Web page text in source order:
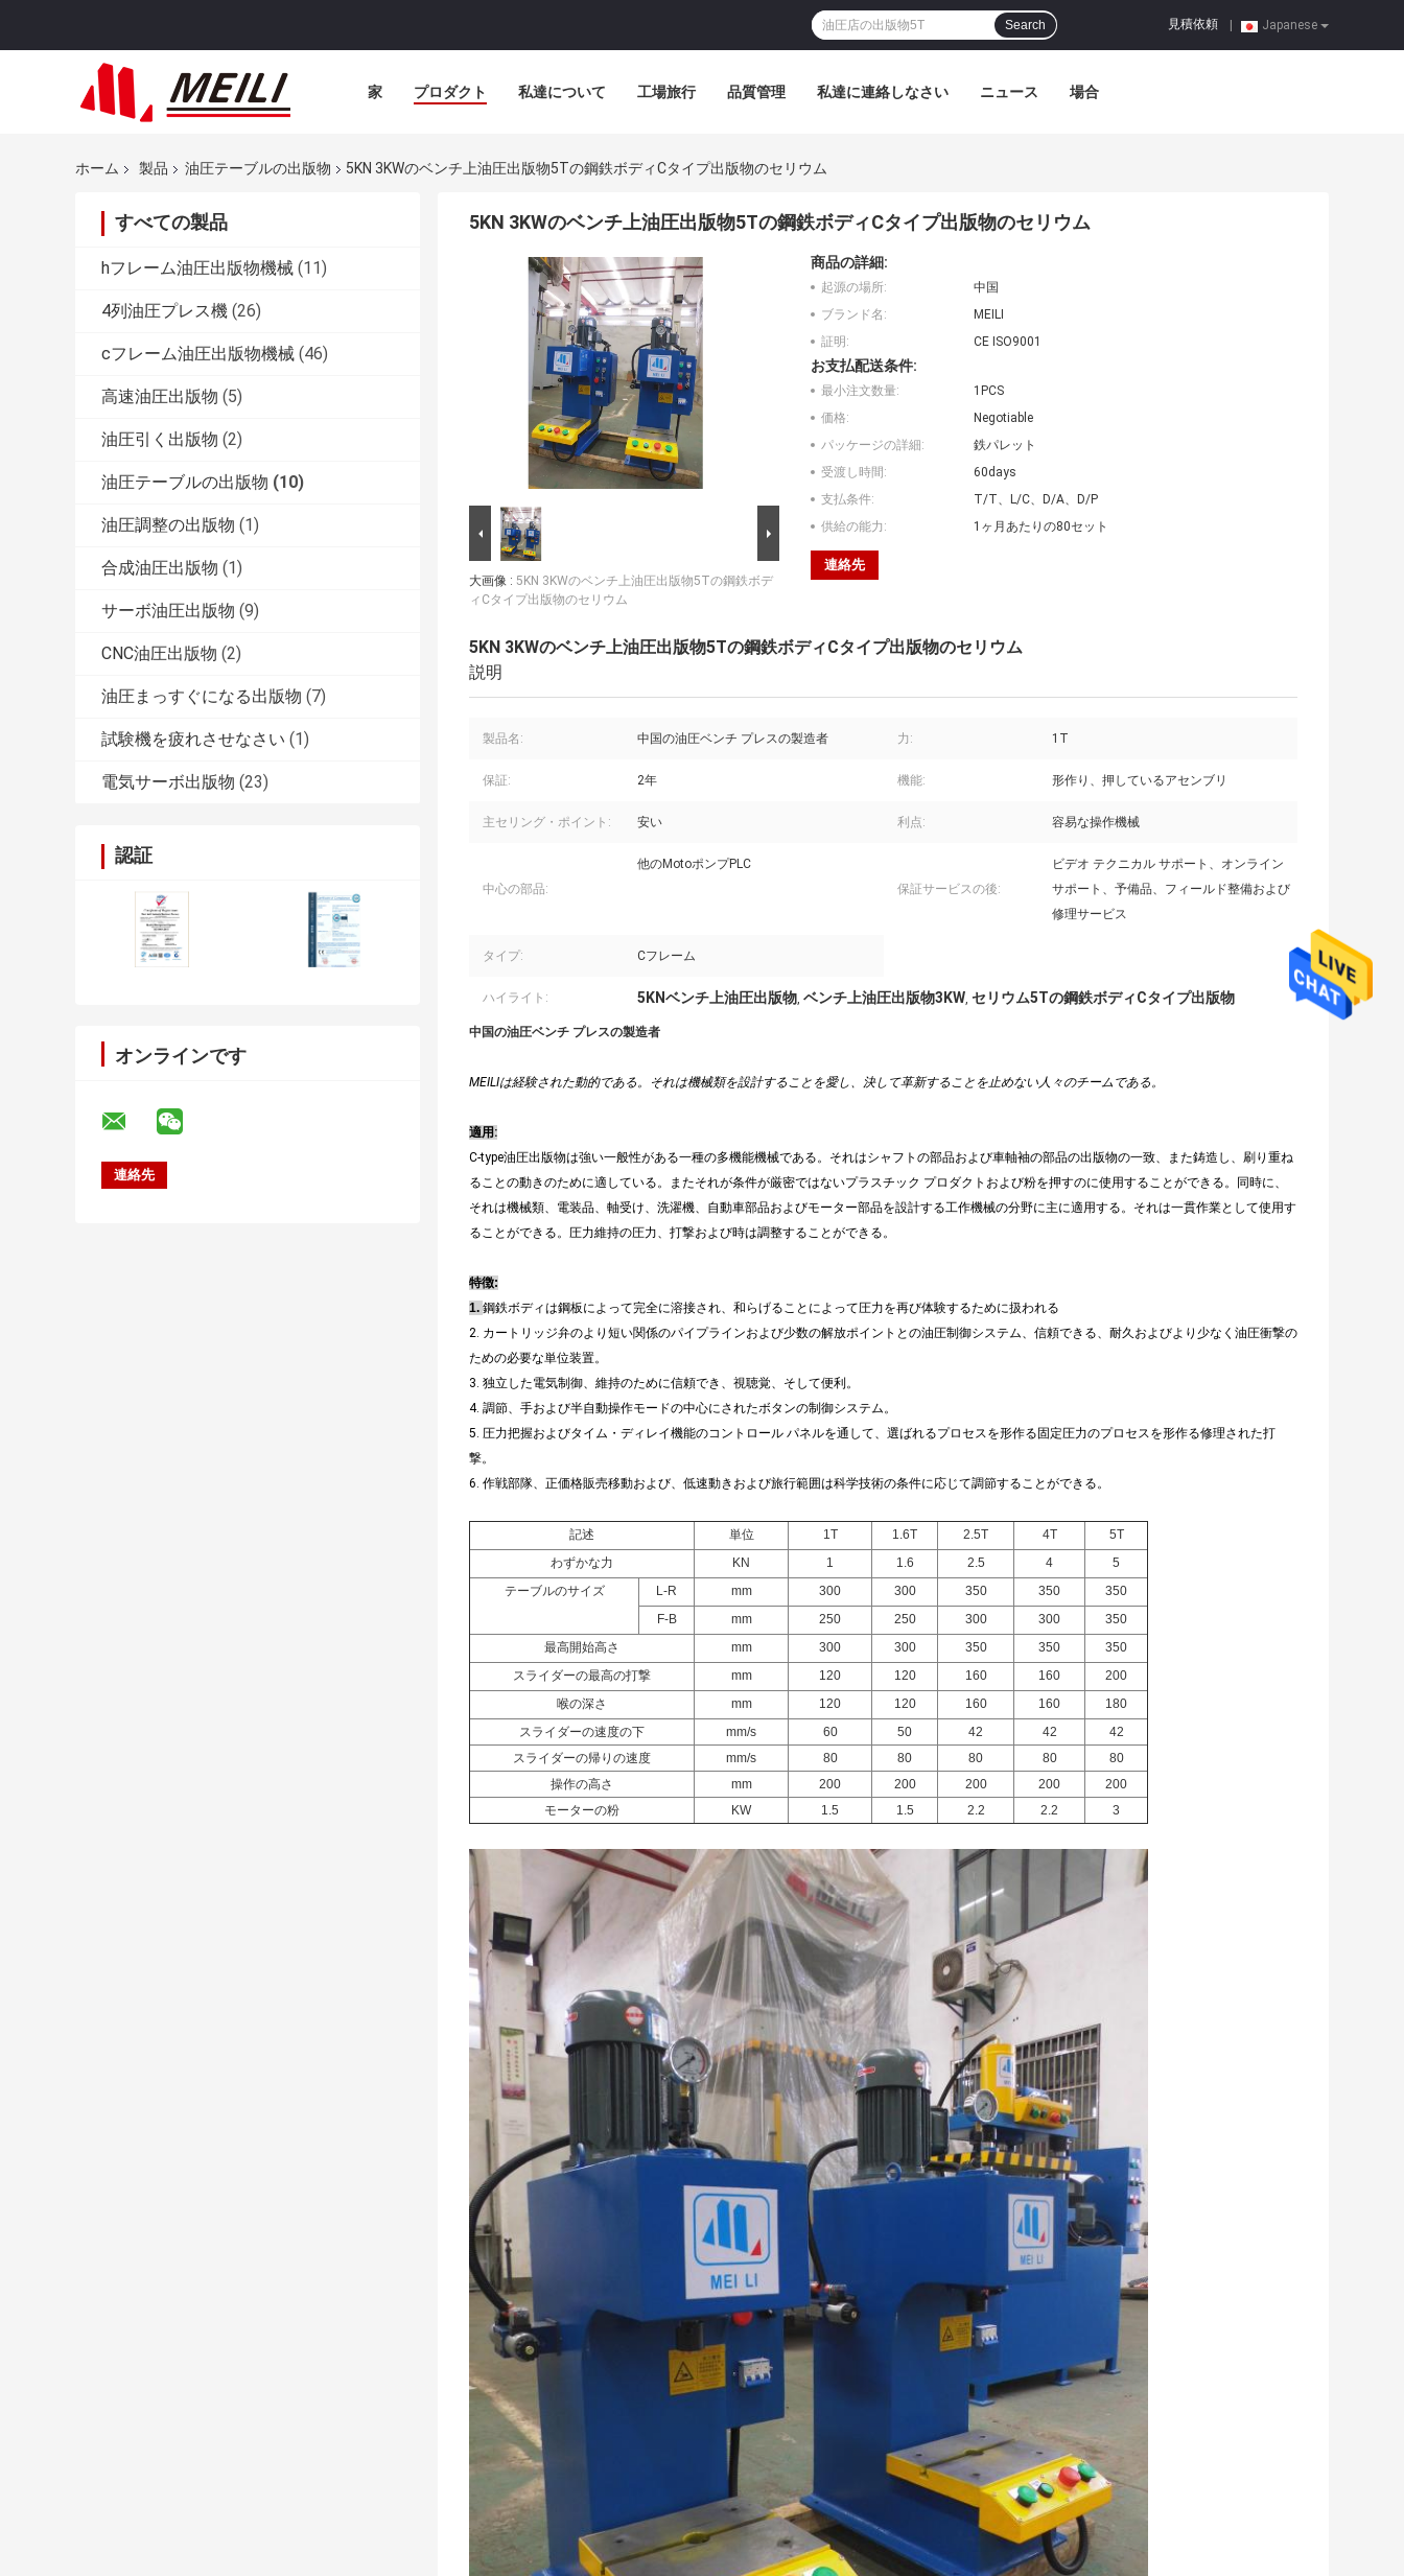
Japanese
見積依頼
Search
家 プロダクト 私達について 工場旅行 品質管理 私達に連絡しなさい ニュース 場合
ホーム 製品 油圧テーブルの出版物 5KN 3KWのベンチ上油圧出版物5Tの鋼鉄ボディCタイプ出版物のセリウム
すべての製品
hフレーム油圧出版物機械 (11)
4列油圧プレス機 (26)
cフレーム油圧出版物機械 (46)
高速油圧出版物 (5)
油圧引く出版物 (2)
油圧テーブルの出版物 (10)
油圧調整の出版物 (1)
合成油圧出版物 (1)
サーボ油圧出版物 (9)
CNC油圧出版物 (2)
油圧まっすぐになる出版物 (7)
試験機を疲れさせなさい (1)
電気サーボ出版物 (23)
認証
オンラインです
5KN 3KWのベンチ上油圧出版物5Tの鋼鉄ボディCタイプ出版物のセリウム
大画像 : 5KN 3KWのベンチ上油圧出版物5Tの鋼鉄ボデ
ィCタイプ出版物のセリウム
商品の詳細:
起源の場所:
中国
ブランド名:
MEILI
証明:
CE ISO9001
お支払配送条件:
最小注文数量:
1PCS
価格:
Negotiable
パッケージの詳細:
鉄パレット
受渡し時間:
60days
支払条件:
T/T、L/C、D/A、D/P
供給の能力:
1ヶ月あたりの80セット
連絡先
5KN 3KWのベンチ上油圧出版物5Tの鋼鉄ボディCタイプ出版物のセリウム
説明
製品名: 中国の油圧ベンチ プレスの製造者 力: 1T
保証: 2年 機能: 形作り、押しているアセンブリ
主セリング・ポイント: 安い 利点: 容易な操作機械
中心の部品:
他のMotoポンプPLC
保証サービスの後:
ビデオ テクニカル サポート、オンライン
サポート、予備品、フィールド整備および
修理サービス
タイプ: Cフレーム
ハイライト: 5KNベンチ上油圧出版物, ベンチ上油圧出版物3KW, セリウム5Tの鋼鉄ボディCタイプ出版物
中国の油圧ベンチ プレスの製造者
MEILIは経験された動的である。それは機械類を設計することを愛し、決して革新することを止めない人々のチームである。
適用:
C-type油圧出版物は強い一般性がある一種の多機能機械である。それはシャフトの部品および車軸袖の部品の出版物の一致、また鋳造し、刷り重ね
ることの動きのために適している。またそれが条件が厳密ではないプラスチック プロダクトおよび粉を押すのに使用することができる。同時に、
それは機械類、電装品、軸受け、洗濯機、自動車部品およびモーター部品を設計する工作機械の分野に主に適用する。それは一貫作業として使用す
ることができる。圧力維持の圧力、打撃および時は調整することができる。
特徴:
1. 鋼鉄ボディは鋼板によって完全に溶接され、和らげることによって圧力を再び体験するために扱われる
2. カートリッジ弁のより短い関係のパイプラインおよび少数の解放ポイントとの油圧制御システム、信頼できる、耐久およびより少なく油圧衝撃の
ための必要な単位装置。
3. 独立した電気制御、維持のために信頼でき、視聴覚、そして便利。
4. 調節、手および半自動操作モードの中心にされたボタンの制御システム。
5. 圧力把握およびタイム・ディレイ機能のコントロール パネルを通して、選ばれるプロセスを形作る固定圧力のプロセスを形作る修理された打
撃。
6. 作戦部隊、正価格販売移動および、低速動きおよび旅行範囲は科学技術の条件に応じて調節することができる。
記述 単位 1T 1.6T 2.5T 4T
5T
わずかな力
KN 1 1.6 2.5 4
5
テーブルのサイズ
L-R mm 300 300 350 350
350
F-B
mm 250 250 300 300
350
最高開始高さ
mm 300 300 350 350
350
スライダーの最高の打撃
mm 120 120 160 160
200
喉の深さ
mm 120 120 160 160
180
スライダーの速度の下
mm/s 60 50 42 42
42
スライダーの帰りの速度
mm/s 80 80 80 80
80
操作の高さ
mm 200 200 200 200
200
モーターの粉
KW 1.5 1.5 2.2 2.2 3